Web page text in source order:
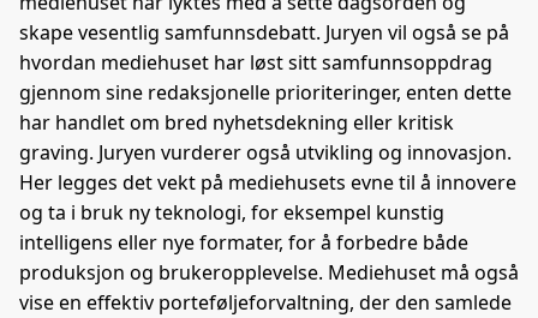
skape vesentlig samfunnsdebatt. Juryen vil også se på
hvordan mediehuset har løst sitt samfunnsoppdrag
gjennom sine redaksjonelle prioriteringer, enten dette
har handlet om bred nyhetsdekning eller kritisk
graving. Juryen vurderer også utvikling og innovasjon.
Her legges det vekt på mediehusets evne til å innovere
og ta i bruk ny teknologi, for eksempel kunstig
intelligens eller nye formater, for å forbedre både
produksjon og brukeropplevelse. Mediehuset må også
vise en effektiv porteføljeforvaltning, der den samlede